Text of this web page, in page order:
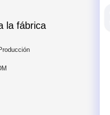
la fábrica